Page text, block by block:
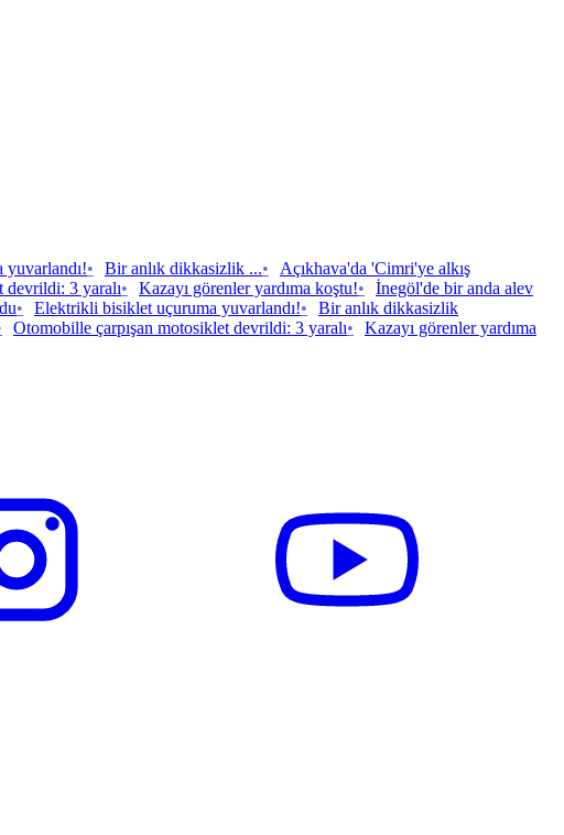
• Bir anlık dikkasizlik ...•
Açıkhava'da 'Cimri'ye alkış
devrildi: 3 yaralı• Kazayı görenler yardıma koştu!•
İnegöl'de bir anda alev
• Elektrikli bisiklet uçuruma yuvarlandı!•
Bir anlık dikkasizlik
Otomobille çarpışan motosiklet devrildi: 3 yaralı•
Kazayı görenler yardıma